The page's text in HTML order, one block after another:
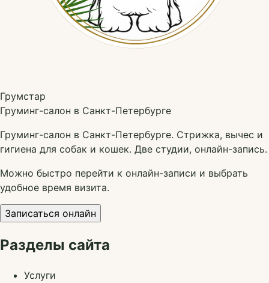
Грумстар
Груминг-салон в Санкт-Петербурге
Груминг-салон в Санкт-Петербурге. Стрижка, вычес и
гигиена для собак и кошек. Две студии, онлайн-запись.
Можно быстро перейти к онлайн-записи и выбрать
удобное время визита.
Записаться онлайн
Разделы сайта
Услуги